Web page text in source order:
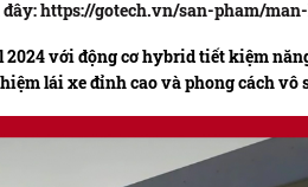
https://gotech.vn/san-pham/
với động cơ hybrid tiết kiệm
lái xe đỉnh cao và phong cách vô